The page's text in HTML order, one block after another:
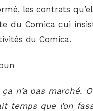
les contrats
du Comica qui
du Comica.
n’a pas
temps que l’on